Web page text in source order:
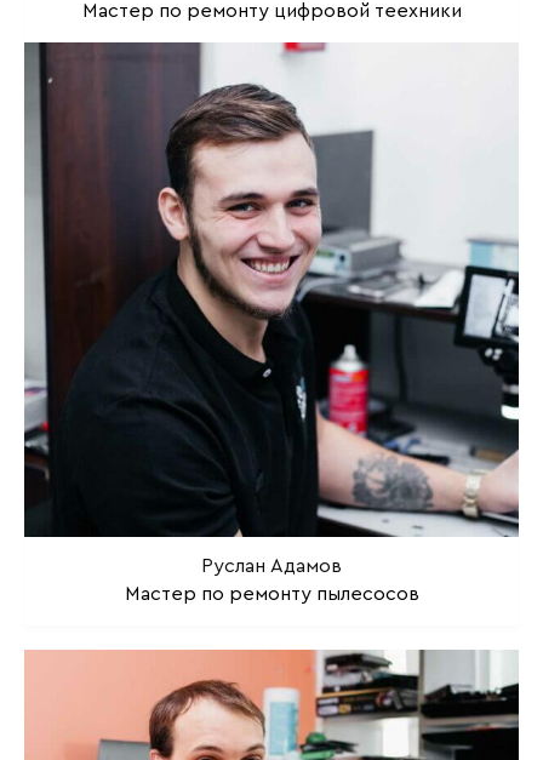
Мастер по ремонту цифровой теехники
Руслан Адамов
Мастер по ремонту пылесосов